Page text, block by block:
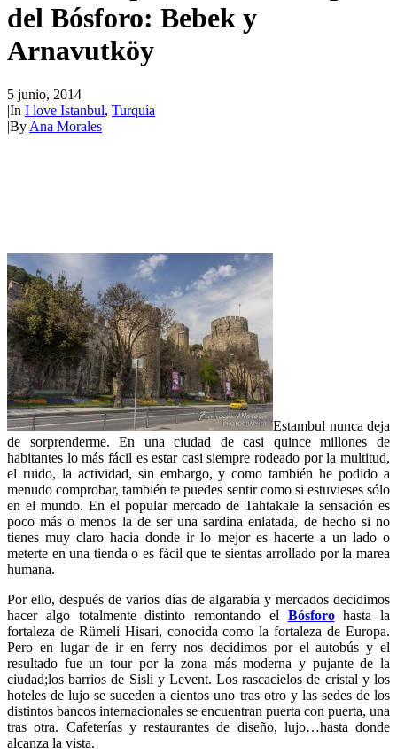
del Bósforo: Bebek y
Arnavutköy
5 junio, 2014
|In I love Istanbul, Turquía
|By Ana Morales
Estambul nunca deja
de sorprenderme. En una ciudad de casi quince millones de
habitantes lo más fácil es estar casi siempre rodeado por la multitud,
el ruido, la actividad, sin embargo, y como también he podido a
menudo comprobar, también te puedes sentir como si estuvieses sólo
en el mundo. En el popular mercado de Tahtakale la sensación es
poco más o menos la de ser una sardina enlatada, de hecho si no
tienes muy claro hacia donde ir lo mejor es hacerte a un lado o
meterte en una tienda o es fácil que te sientas arrollado por la marea
humana.
Por ello, después de varios días de algarabía y mercados decidimos
hacer algo totalmente distinto remontando el Bósforohasta la
fortaleza de Rümeli Hisari, conocida como la fortaleza de Europa.
Pero en lugar de ir en ferry nos decidimos por el autobús y el
resultado fue un tour por la zona más moderna y pujante de la
ciudad;los barrios de Sisli y Levent. Los rascacielos de cristal y los
hoteles de lujo se suceden a cientos uno tras otro y las sedes de los
distintos bancos internacionales se encuentran puerta con puerta, una
tras otra. Cafeterías y restaurantes de diseño, lujo…hasta donde
alcanza la vista.